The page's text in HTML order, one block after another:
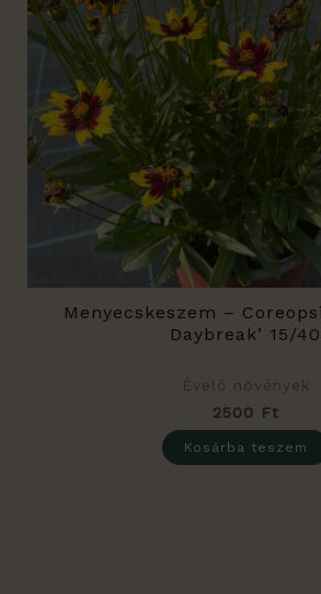
Menyecskeszem –
Daybreak’ 15/40
Évelő növények
2500 Ft
Kosárba teszem